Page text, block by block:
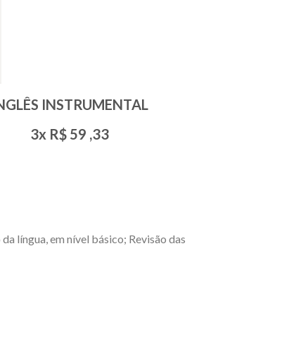
INSTRUMENTAL
3x R$ 59 ,33
língua, em nível básico; Revisão das